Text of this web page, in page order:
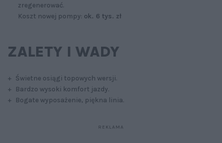
zregenerować.
Koszt nowej pompy: ok. 6 tys. zł
ZALETY I WADY
+ Świetne osiągi topowych wersji.
+ Bardzo wysoki komfort jazdy.
+ Bogate wyposażenie, piękna linia.